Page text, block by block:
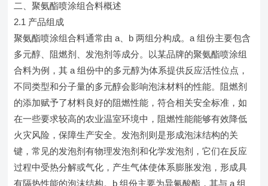
二、聚氨酯喷涂组合料概述
2.1 产品组成
聚氨酯喷涂组合料通常由 a、b 两组分构成。a 组份主要包含
多元醇、阻燃剂、发泡剂等成分。以某品牌的聚氨酯喷涂组
合料为例，其 a 组份中的多元醇为体系提供反应活性位点，
不同类型和分子量的多元醇会影响泡沫材料的性能。阻燃剂
的添加赋予了材料良好的阻燃性能，符合相关安全标准，如
在一些要求较高的农业温室环境中，阻燃性能能够有效降低
火灾风险，保障生产安全。发泡剂则是形成泡沫结构的关
键，常见的发泡剂有物理发泡剂和化学发泡剂，它们在反应
过程中受热分解或气化，产生气体使体系膨胀发泡，形成具
有隔热性能的泡沫结构。b 组份主要为异氰酸酯，其与 a 组